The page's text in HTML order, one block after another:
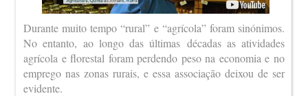
Durante muito tempo “rural” e “agrícola” foram sinónimos.
No entanto, ao longo das últimas décadas as atividades
agrícola e florestal foram perdendo peso na economia e no
emprego nas zonas rurais, e essa associação deixou de ser
evidente.